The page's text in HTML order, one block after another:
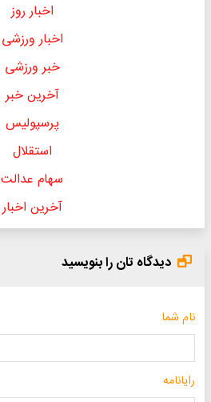
اخبار روز
اخبار ورزشی
خبر ورزشی
آخرین خبر
پرسپولیس
استقلال
سهام عدالت
آخرین اخبار
دیدگاه تان را بنویسید
نام شما
رایانامه